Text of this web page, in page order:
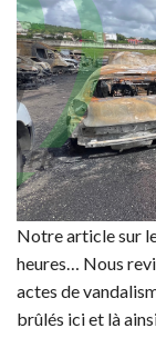
FÉMINA
NEWS DOM
Notre article sur
heures… Nous
actes de
brûlés ici et là